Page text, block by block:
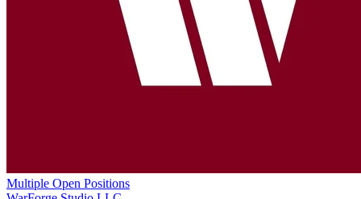
Multiple Open Positions